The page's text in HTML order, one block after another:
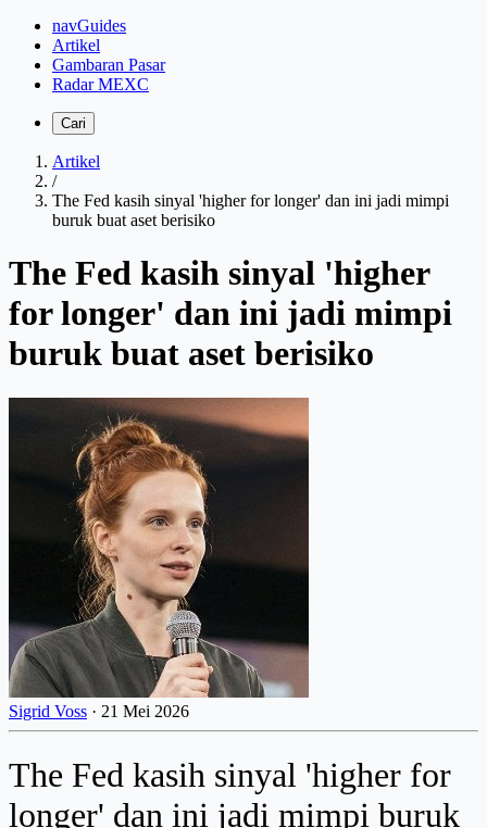
navGuides
Artikel
Gambaran Pasar
Radar MEXC
Cari
Artikel
/
The Fed kasih sinyal 'higher for longer' dan ini jadi mimpi
buruk buat aset berisiko
The Fed kasih sinyal 'higher
for longer' dan ini jadi mimpi
buruk buat aset berisiko
Sigrid Voss · 21 Mei 2026
The Fed kasih sinyal 'higher for
longer' dan ini jadi mimpi buruk